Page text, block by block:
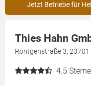
Jetzt Betriebe für
Thies Hahn
Röntgenstraße 3,
4.5